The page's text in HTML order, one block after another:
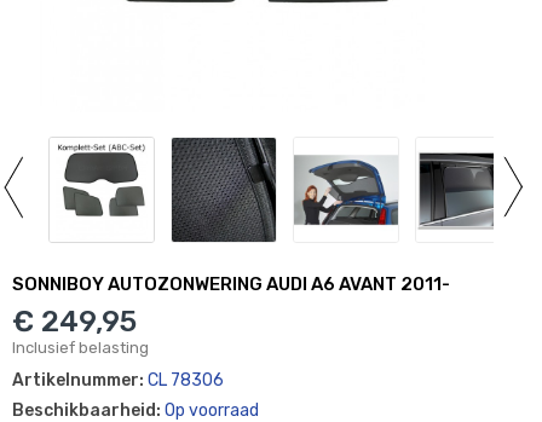
SONNIBOY AUTOZONWERING AUDI A6 AVANT 2011-
€ 249,95
Inclusief belasting
Artikelnummer: CL 78306
Beschikbaarheid: Op voorraad